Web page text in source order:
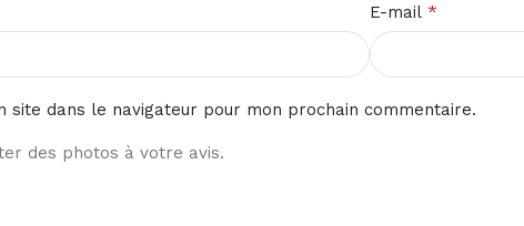
E-mail *
dans le navigateur pour mon prochain commentaire.
des photos à votre avis.